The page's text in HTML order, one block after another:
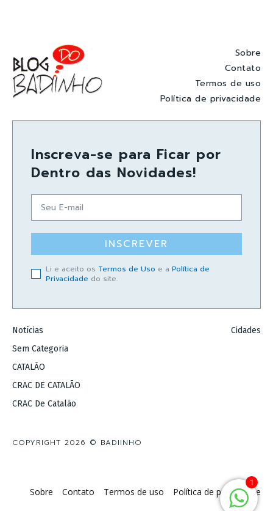
Sobre
Contato
Termos de uso
Política de privacidade
Inscreva-se para Ficar por
Dentro das Novidades!
INSCREVER
Li e aceito os Termos de Uso e a Política de
Privacidade do site.
Notícias
Sem Categoria
CATALÃO
CRAC DE CATALÃO
CRAC De Catalão
Cidades
COPYRIGHT 2026 © BADIINHO
Sobre Contato Termos de uso Política de privacidade
1